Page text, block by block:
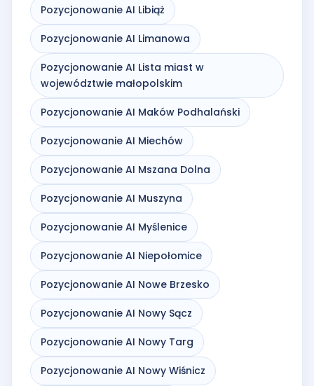
Pozycjonowanie AI Libiąż
Pozycjonowanie AI Limanowa
Pozycjonowanie AI Lista miast w
województwie małopolskim
Pozycjonowanie AI Maków Podhalański
Pozycjonowanie AI Miechów
Pozycjonowanie AI Mszana Dolna
Pozycjonowanie AI Muszyna
Pozycjonowanie AI Myślenice
Pozycjonowanie AI Niepołomice
Pozycjonowanie AI Nowe Brzesko
Pozycjonowanie AI Nowy Sącz
Pozycjonowanie AI Nowy Targ
Pozycjonowanie AI Nowy Wiśnicz